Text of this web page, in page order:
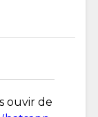
ouvir de